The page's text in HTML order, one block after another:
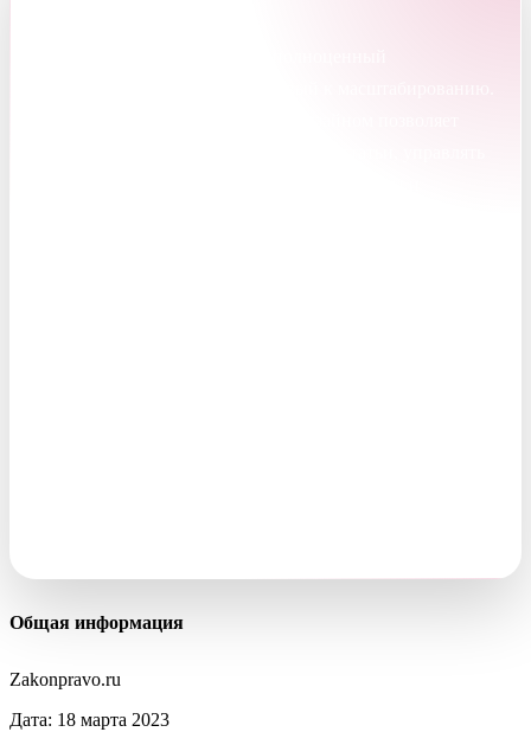
Общая информация
Zakonpravo.ru
Дата: 18 марта 2023